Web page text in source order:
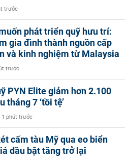
trước
phát triển quỹ hưu trí:
gia đình thành nguồn cấp
và kinh nghiệm từ Malaysia
trước
PYN Elite giảm hơn 2.100
tháng 7 ‘tồi tệ’
1 phút trước
cấm tàu Mỹ qua eo biển
dầu bật tăng trở lại